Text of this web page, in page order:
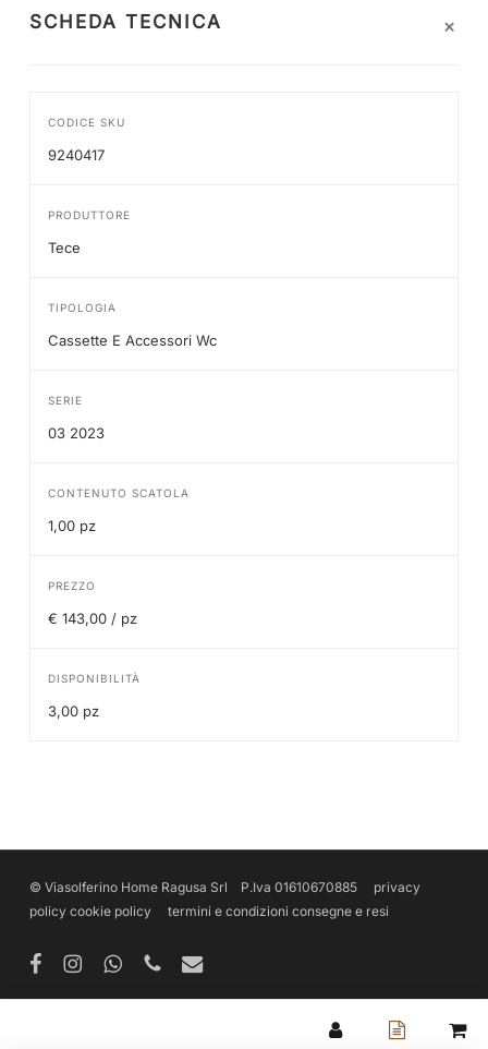
SCHEDA TECNICA +
CODICE SKU
9240417
PRODUTTORE
Tece
TIPOLOGIA
Cassette E Accessori Wc
SERIE
03 2023
CONTENUTO SCATOLA
1,00 pz
PREZZO
€ 143,00 / pz
DISPONIBILITÀ
3,00 pz
© Viasolferino Home Ragusa Srl P.Iva 01610670885 privacy
policy cookie policy termini e condizioni consegne e resi
facebookinstagramwhatsappphone email